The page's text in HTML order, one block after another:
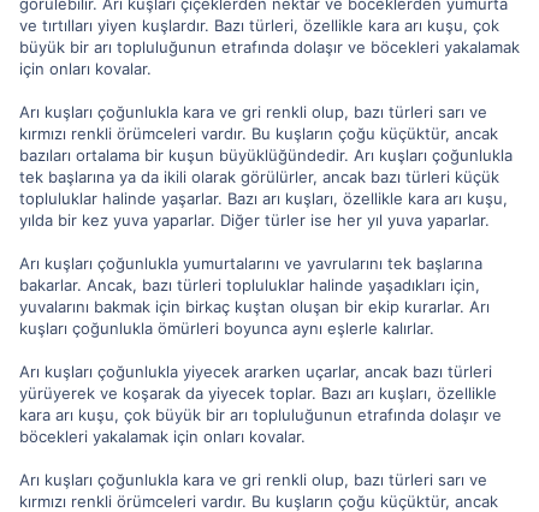
ve tırtılları yiyen kuşlardır. Bazı türleri, özellikle kara arı kuşu, çok
büyük bir arı topluluğunun etrafında dolaşır ve böcekleri yakalamak
için onları kovalar.
Arı kuşları çoğunlukla kara ve gri renkli olup, bazı türleri sarı ve
kırmızı renkli örümceleri vardır. Bu kuşların çoğu küçüktür, ancak
bazıları ortalama bir kuşun büyüklüğündedir. Arı kuşları çoğunlukla
tek başlarına ya da ikili olarak görülürler, ancak bazı türleri küçük
topluluklar halinde yaşarlar. Bazı arı kuşları, özellikle kara arı kuşu,
yılda bir kez yuva yaparlar. Diğer türler ise her yıl yuva yaparlar.
Arı kuşları çoğunlukla yumurtalarını ve yavrularını tek başlarına
bakarlar. Ancak, bazı türleri topluluklar halinde yaşadıkları için,
yuvalarını bakmak için birkaç kuştan oluşan bir ekip kurarlar. Arı
kuşları çoğunlukla ömürleri boyunca aynı eşlerle kalırlar.
Arı kuşları çoğunlukla yiyecek ararken uçarlar, ancak bazı türleri
yürüyerek ve koşarak da yiyecek toplar. Bazı arı kuşları, özellikle
kara arı kuşu, çok büyük bir arı topluluğunun etrafında dolaşır ve
böcekleri yakalamak için onları kovalar.
Arı kuşları çoğunlukla kara ve gri renkli olup, bazı türleri sarı ve
kırmızı renkli örümceleri vardır. Bu kuşların çoğu küçüktür, ancak